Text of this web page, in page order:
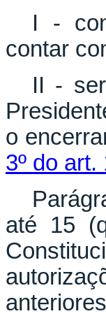
I -
contar
II -
o
3º do
até 15